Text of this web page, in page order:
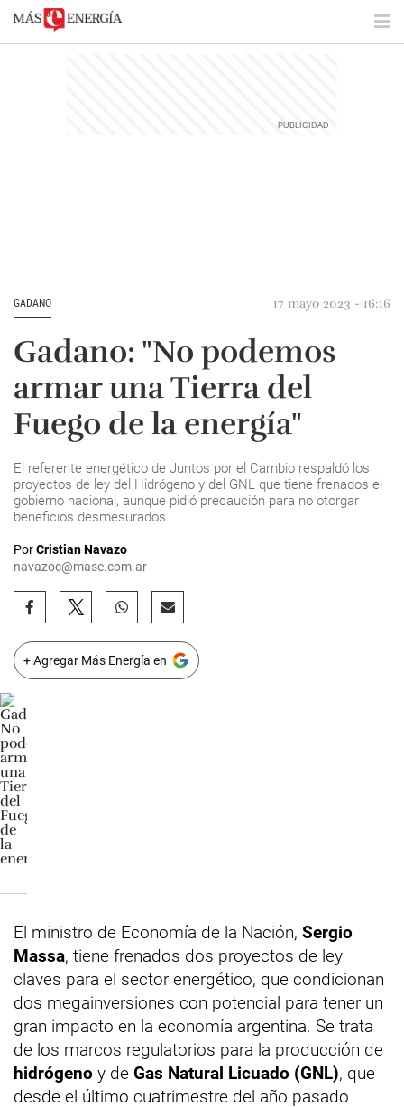
GADANO 17 mayo 2023 - 16:16
Gadano: "No podemos
armar una Tierra del
Fuego de la energía"
El referente energético de Juntos por el Cambio respaldó los
proyectos de ley del Hidrógeno y del GNL que tiene frenados el
gobierno nacional, aunque pidió precaución para no otorgar
beneficios desmesurados.
PorCristian Navazo
navazoc@mase.com.ar
+ Agregar Más Energía en
El ministro de Economía de la Nación, Sergio
Massa, tiene frenados dos proyectos de ley
claves para el sector energético, que condicionan
dos megainversiones con potencial para tener un
gran impacto en la economía argentina. Se trata
de los marcos regulatorios para la producción de
hidrógeno y de Gas Natural Licuado (GNL), que
desde el último cuatrimestre del año pasado